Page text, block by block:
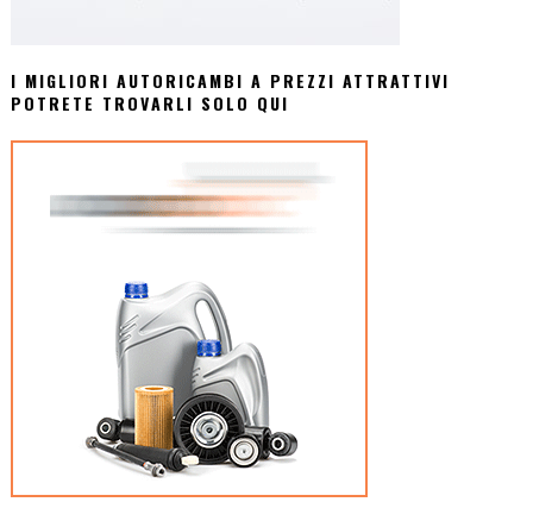
I MIGLIORI AUTORICAMBI A PREZZI ATTRATTIVI
POTRETE TROVARLI SOLO QUI